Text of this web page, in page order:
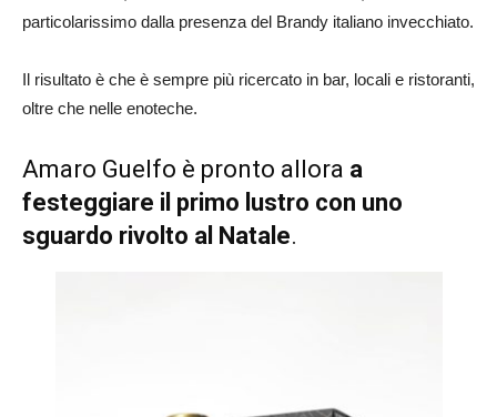
particolarissimo dalla presenza del Brandy italiano invecchiato.
Il risultato è che è sempre più ricercato in bar, locali e ristoranti,
oltre che nelle enoteche.
Amaro Guelfo è pronto allora a
festeggiare il primo lustro con uno
sguardo rivolto al Natale.